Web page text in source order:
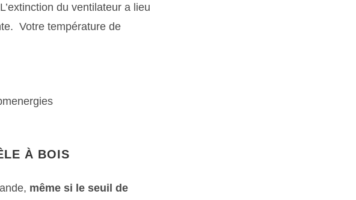
du ventilateur a lieu
Votre température de
À BOIS
même si le seuil de